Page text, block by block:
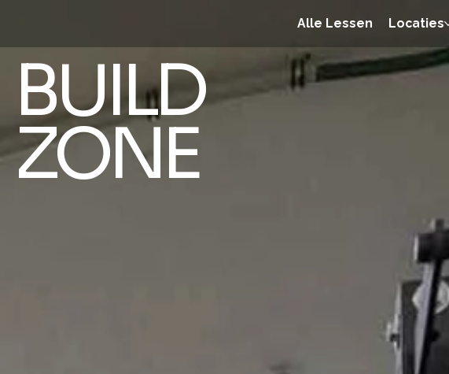
Alle Lessen Locaties
BUILD
ZONE